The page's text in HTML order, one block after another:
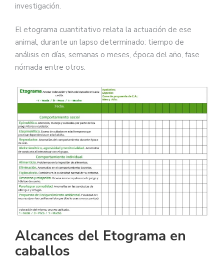
investigación.
El etograma cuantitativo relata la actuación de ese
animal, durante un lapso determinado: tiempo de
análisis en días, semanas o meses, época del año, fase
nómada entre otros.
Alcances del Etograma en
caballos